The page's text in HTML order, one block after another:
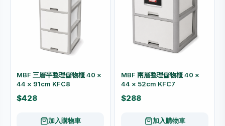
MBF 三層半整理儲物櫃 40 ×
44 × 91cm KFC8
$428
加入購物車
MBF 兩層整理儲物櫃 40 ×
44 × 52cm KFC7
$288
加入購物車